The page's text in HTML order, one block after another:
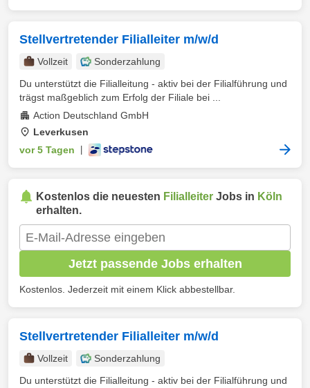
Stellvertretender Filialleiter m/w/d
Vollzeit
Sonderzahlung
Du unterstützt die Filialleitung - aktiv bei der Filialführung und
trägst maßgeblich zum Erfolg der Filiale bei ...
Action Deutschland GmbH
Leverkusen
vor 5 Tagen
Kostenlos die neuesten Filialleiter Jobs in Köln
erhalten.
Jetzt passende Jobs erhalten
Kostenlos. Jederzeit mit einem Klick abbestellbar.
Stellvertretender Filialleiter m/w/d
Vollzeit
Sonderzahlung
Du unterstützt die Filialleitung - aktiv bei der Filialführung und